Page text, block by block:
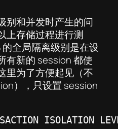
别和并发时产生的问
上存储过程进行测
全局隔离级别是在设
有新的 session 都使
里为了方便起见（不
），只设置 session
ISOLATION